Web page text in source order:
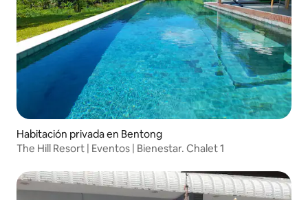
Habitación privada en Bentong
The Hill Resort | Eventos | Bienestar. Chalet 1